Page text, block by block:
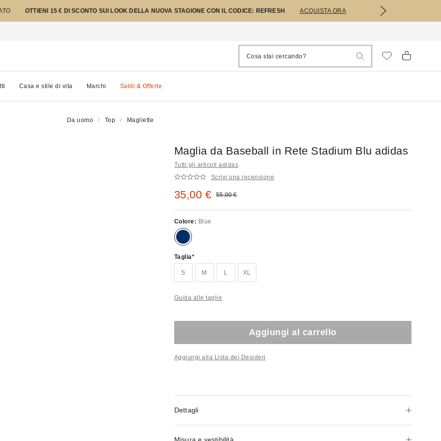
OTTIENI 15 € DI SCONTO SUI LOOK DELLA NUOVA STAGIONE CON IL CODICE: REFRESH ACQUISTA ORA
Casa e stile di vita Marchi Saldi & Offerte
Da uomo Top Magliette
Maglia da Baseball in Rete Stadium Blu adidas
Tutti gli articoli adidas
Scrivi una recensione
Prezzo di vendita:
35,00 € Prezzo originale:
55,00 €
Colore: Blue
Taglia
S M L XL
Guida alle taglie
Aggiungi al carrello
Aggiungi alla Lista dei Desideri
Dettagli